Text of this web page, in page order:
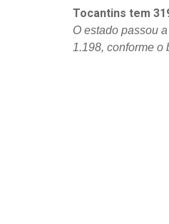
Tocantins tem
O estado passou
1.198, conforme o